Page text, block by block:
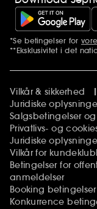
Yderligere
*Se betingelser for
**Eksklusivitet i det
Vilkår & sikkerhed
Juridiske
Salgsbetingelser
Privatlivs- og
Juridiske
Vilkår for
Betingelser for
anmeldelser
Booking
Konkurrence